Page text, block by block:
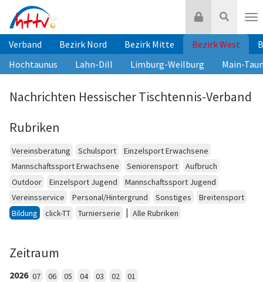
Inhalt
springen
Suche
Login
Verband Bezirk Nord Bezirk Mitte Bezirk West
Hochtaunus
Lahn-Dill Limburg-Weilburg Main-
Nachrichten Hessischer Tischtennis-Verband
Rubriken
Vereinsberatung Schulsport
Einzelsport Erwachsene
Mannschaftssport Erwachsene
Seniorensport
Aufbruch
Outdoor
Einzelsport Jugend
Mannschaftssport Jugend
Vereinsservice
Personal/Hintergrund Sonstiges
Breitensport
Bildung
click-TT Turnierserie | Alle Rubriken
Zeitraum
2026 07 06 05 04 03 02 01